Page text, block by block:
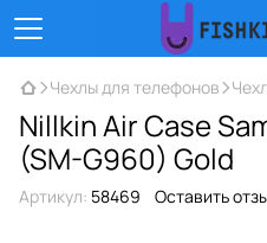
Чехлы для телефонов
Nillkin Air Case
(SM-G960) Gold
Артикул: 58469 Оставить